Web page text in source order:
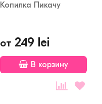
Копилка Пикачу
от 249 lei
В корзину